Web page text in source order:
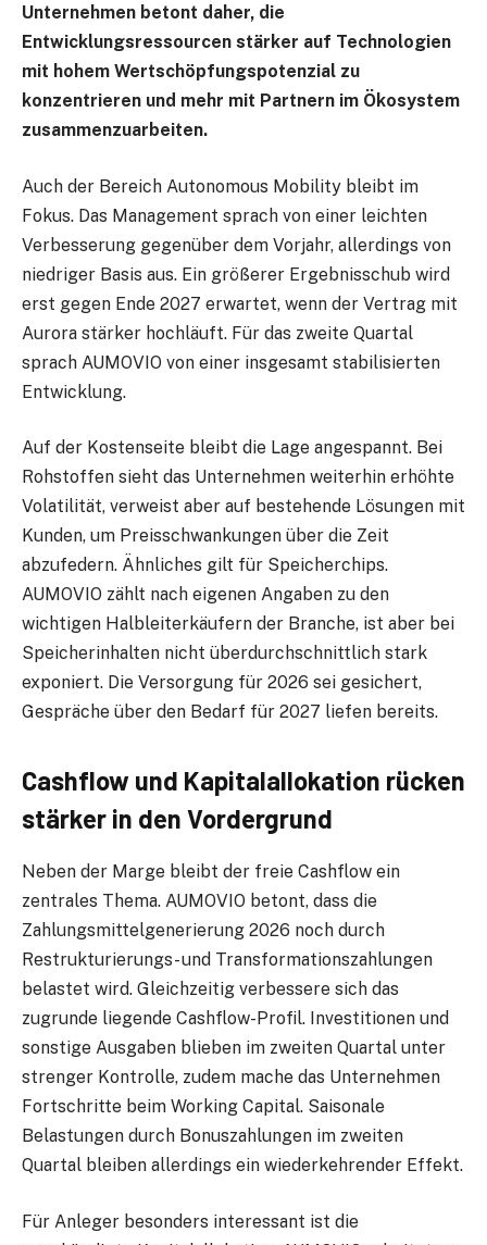
Unternehmen betont daher, die
Entwicklungsressourcen stärker auf Technologien
mit hohem Wertschöpfungspotenzial zu
konzentrieren und mehr mit Partnern im Ökosystem
zusammenzuarbeiten.
Auch der Bereich Autonomous Mobility bleibt im
Fokus. Das Management sprach von einer leichten
Verbesserung gegenüber dem Vorjahr, allerdings von
niedriger Basis aus. Ein größerer Ergebnisschub wird
erst gegen Ende 2027 erwartet, wenn der Vertrag mit
Aurora stärker hochläuft. Für das zweite Quartal
sprach AUMOVIO von einer insgesamt stabilisierten
Entwicklung.
Auf der Kostenseite bleibt die Lage angespannt. Bei
Rohstoffen sieht das Unternehmen weiterhin erhöhte
Volatilität, verweist aber auf bestehende Lösungen mit
Kunden, um Preisschwankungen über die Zeit
abzufedern. Ähnliches gilt für Speicherchips.
AUMOVIO zählt nach eigenen Angaben zu den
wichtigen Halbleiterkäufern der Branche, ist aber bei
Speicherinhalten nicht überdurchschnittlich stark
exponiert. Die Versorgung für 2026 sei gesichert,
Gespräche über den Bedarf für 2027 liefen bereits.
Cashflow und Kapitalallokation rücken
stärker in den Vordergrund
Neben der Marge bleibt der freie Cashflow ein
zentrales Thema. AUMOVIO betont, dass die
Zahlungsmittelgenerierung 2026 noch durch
Restrukturierungs- und Transformationszahlungen
belastet wird. Gleichzeitig verbessere sich das
zugrunde liegende Cashflow-Profil. Investitionen und
sonstige Ausgaben blieben im zweiten Quartal unter
strenger Kontrolle, zudem mache das Unternehmen
Fortschritte beim Working Capital. Saisonale
Belastungen durch Bonuszahlungen im zweiten
Quartal bleiben allerdings ein wiederkehrender Effekt.
Für Anleger besonders interessant ist die